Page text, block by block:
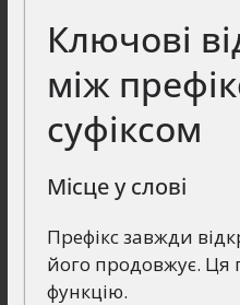
Ключові
між
суфіксом
Місце у слові
Префікс завжди
його продовжує. Ця
функцію.